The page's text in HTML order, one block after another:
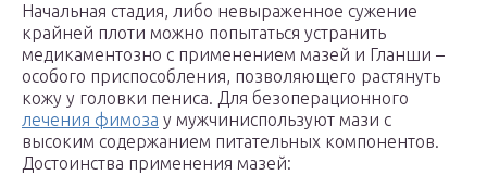
Начальная стадия, либо невыраженное сужение
крайней плоти можно попытаться устранить
медикаментозно с применением мазей и Гланши –
особого приспособления, позволяющего растянуть
кожу у головки пениса. Для безоперационного
лечения фимоза у мужчиниспользуют мази с
высоким содержанием питательных компонентов.
Достоинства применения мазей: